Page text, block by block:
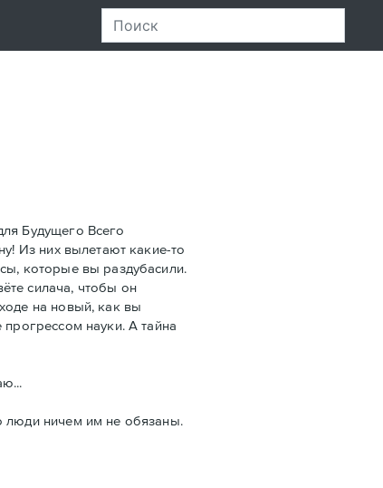
Будущего Всего
Из них вылетают какие-то
которые вы раздубасили.
силача, чтобы он
на новый, как вы
науки. А тайна
люди ничем им не обязаны.